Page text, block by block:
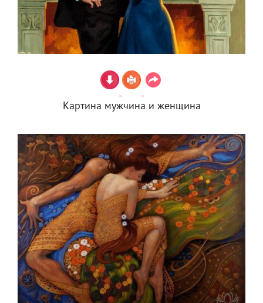
Картина мужчина и женщина